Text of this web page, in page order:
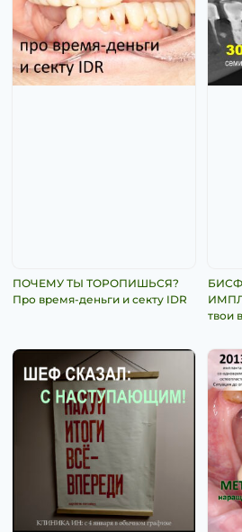
ПОЧЕМУ ТЫ ТОРОПИШЬСЯ?
Про время-деньги и секту IDR
твои